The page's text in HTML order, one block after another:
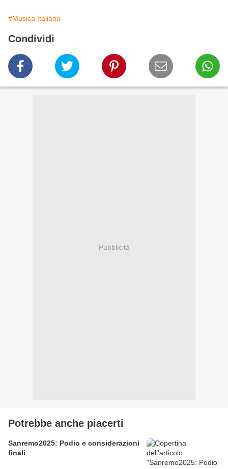
#Musica Italiana
Condividi
Pubblicità
Potrebbe anche piacerti
Sanremo2025: Podio e considerazioni
finali